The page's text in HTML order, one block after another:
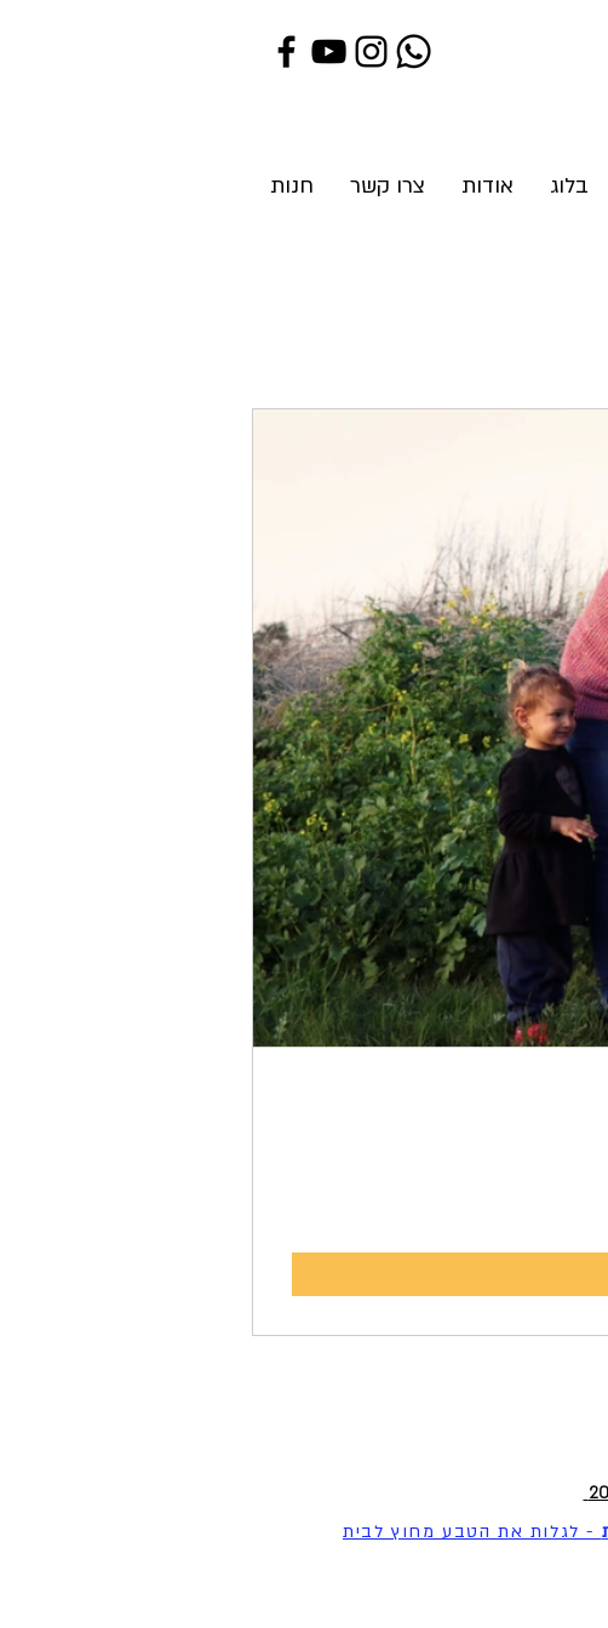
בלוג אודות צרו קשר חנות
- לגלות את הטבע מחוץ לבית